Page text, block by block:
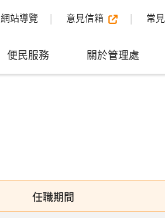
網站導覽 意見信箱 常
便民服務 關於管理處
任職期間